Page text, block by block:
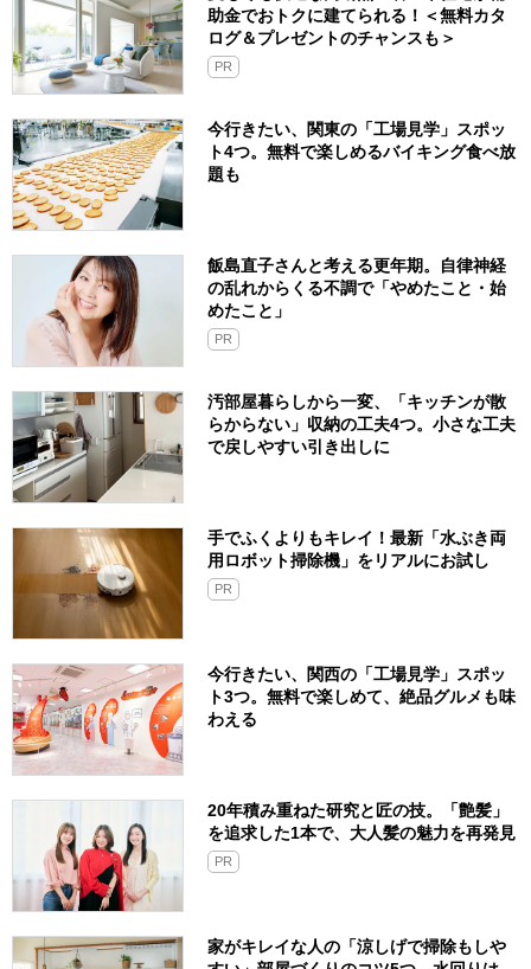
助金でおトクに建てられる！＜無料カタ
ログ＆プレゼントのチャンスも＞
PR
今行きたい、関東の「工場見学」スポッ
ト4つ。無料で楽しめるバイキング食べ放
題も
飯島直子さんと考える更年期。自律神経
の乱れからくる不調で「やめたこと・始
めたこと」
PR
汚部屋暮らしから一変、「キッチンが散
らからない」収納の工夫4つ。小さな工夫
で戻しやすい引き出しに
手でふくよりもキレイ！最新「水ぶき両
用ロボット掃除機」をリアルにお試し
PR
今行きたい、関西の「工場見学」スポッ
ト3つ。無料で楽しめて、絶品グルメも味
わえる
20年積み重ねた研究と匠の技。「艶髪」
を追求した1本で、大人髪の魅力を再発見
PR
家がキレイな人の「涼しげで掃除もしや